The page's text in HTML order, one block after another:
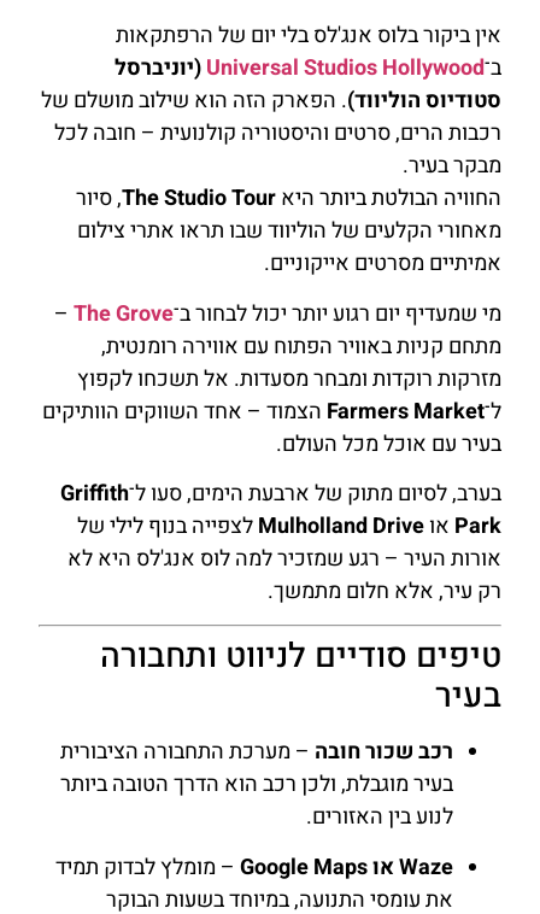
אין ביקור בלוס אנג'לס בלי יום של הרפתקאות
ב־Universal Studios Hollywood(יוניברסל
סטודיוס הוליווד). הפארק הזה הוא שילוב מושלם של
רכבות הרים, סרטים והיסטוריה קולנועית – חובה לכל
מבקר בעיר.
החוויה הבולטת ביותר היאThe Studio Tour, סיור
מאחורי הקלעים של הוליווד שבו תראו אתרי צילום
אמיתיים מסרטים אייקוניים.
מי שמעדיף יום רגוע יותר יכול לבחור ב־The Grove
–
מתחם קניות באוויר הפתוח עם אווירה רומנטית,
מזרקות רוקדות ומבחר מסעדות. אל תשכחו לקפוץ
ל־Farmers Market הצמוד – אחד השווקים הוותיקים
בעיר עם אוכל מכל העולם.
בערב, לסיום מתוק של ארבעת הימים, סעו ל־Griffith
Park אוMulholland Driveלצפייה בנוף לילי של
אורות העיר – רגע שמזכיר למה לוס אנג'לס היא לא
רק עיר, אלא חלום מתמשך.
טיפים סודיים לניווט ותחבורה
בעיר
רכב שכור חובה – מערכת התחבורה הציבורית
בעיר מוגבלת, ולכן רכב הוא הדרך הטובה ביותר
לנוע בין האזורים.
Waze או Google Maps
– מומלץ לבדוק תמיד
את עומסי התנועה, במיוחד בשעות הבוקר